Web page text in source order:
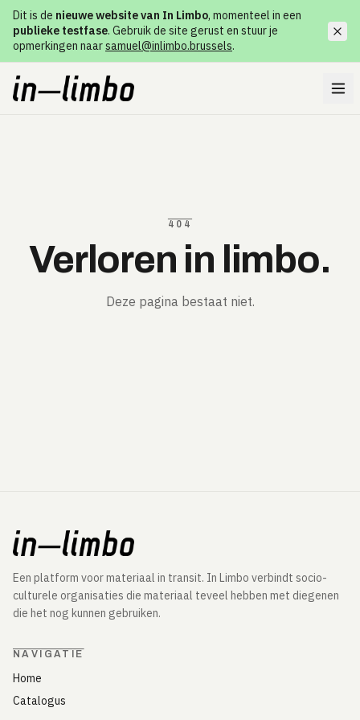
Dit is de nieuwe website van In Limbo, momenteel in een
publieke testfase. Gebruik de site gerust en stuur je
opmerkingen naarsamuel@inlimbo.brussels.
404
Verloren in limbo.
Deze pagina bestaat niet.
Een platform voor materiaal in transit. In Limbo verbindt socio-
culturele organisaties die materiaal teveel hebben met diegenen
die het nog kunnen gebruiken.
NAVIGATIE
Home
Catalogus